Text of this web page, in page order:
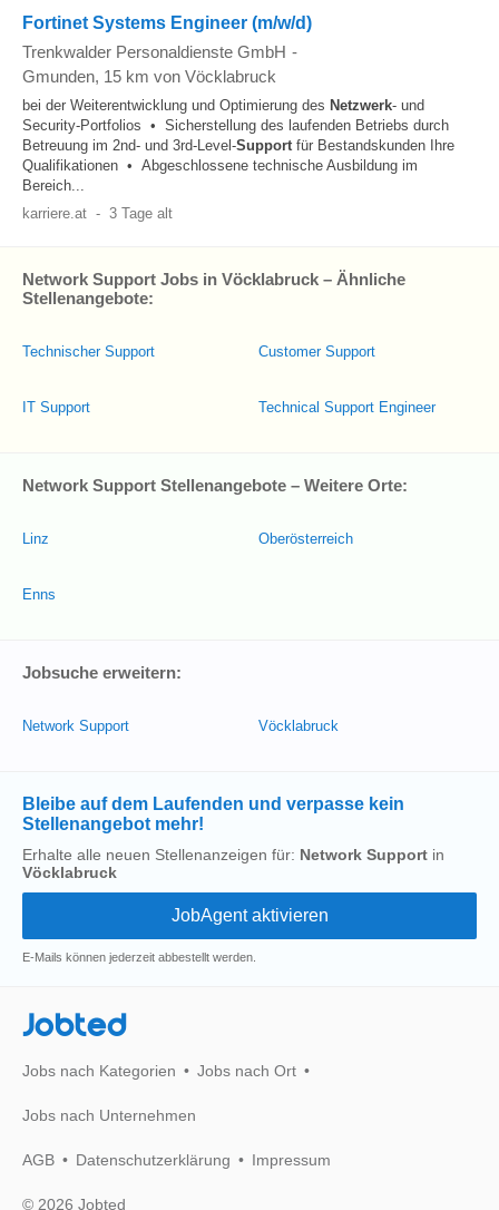
Fortinet Systems Engineer (m/w/d)
Trenkwalder Personaldienste GmbH -
Gmunden, 15 km von Vöcklabruck
bei der Weiterentwicklung und Optimierung des Netzwerk- und
Security-Portfolios • Sicherstellung des laufenden Betriebs durch
Betreuung im 2nd- und 3rd-Level-Supportfür Bestandskunden Ihre
Qualifikationen • Abgeschlossene technische Ausbildung im
Bereich...
karriere.at - 3 Tage alt
Network Support Jobs in Vöcklabruck – Ähnliche
Stellenangebote:
Technischer Support
IT Support
Customer Support
Technical Support Engineer
Network Support Stellenangebote – Weitere Orte:
Linz
Enns
Oberösterreich
Jobsuche erweitern:
Network Support Vöcklabruck
Bleibe auf dem Laufenden und verpasse kein
Stellenangebot mehr!
Erhalte alle neuen Stellenanzeigen für: Network Support in
Vöcklabruck
E-Mails können jederzeit abbestellt werden.
Jobted
Jobs nach Kategorien Jobs nach Ort
Jobs nach Unternehmen
AGB Datenschutzerklärung Impressum
© 2026 Jobted